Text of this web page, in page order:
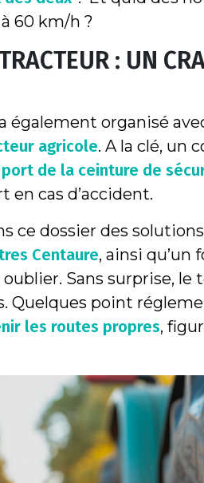
60 km/h ?
: UN
également organisé
agricole. A la clé, un
port de la ceinture de
en cas d’accident.
ce dossier des
Centaure, ainsi qu’un
oublier. Sans surprise,
Quelques point
les routes propres,